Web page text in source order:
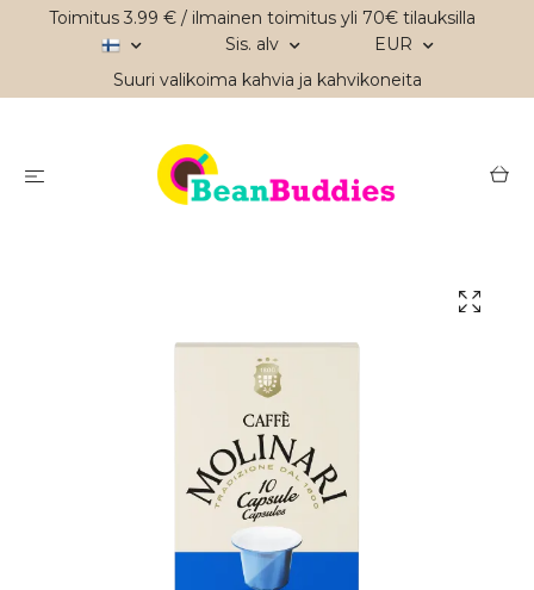
Toimitus 3.99 € / ilmainen toimitus yli 70€ tilauksilla
Sis. alv
EUR
Suuri valikoima kahvia ja kahvikoneita